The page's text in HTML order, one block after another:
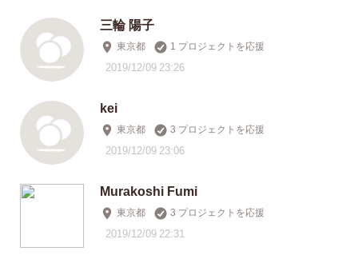
三輪 陽子
東京都 1 プロジェクトを応援
2019/12/09 23:26
kei
東京都 3 プロジェクトを応援
2019/12/09 23:06
Murakoshi Fumi
東京都 3 プロジェクトを応援
2019/12/09 22:31